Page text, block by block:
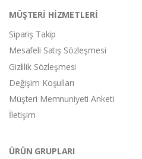
MÜŞTERİ HİZMETLERİ
Sipariş Takip
Mesafeli Satış Sözleşmesi
Gizlilik Sözleşmesi
Değişim Koşulları
Müşteri Memnuniyeti Anketi
İletişim
ÜRÜN GRUPLARI